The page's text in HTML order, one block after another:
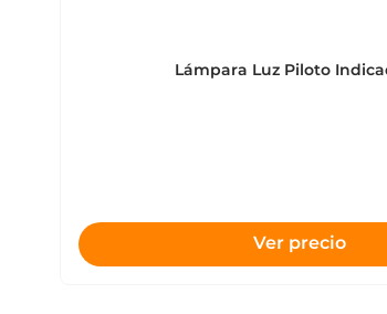
Lámpara Luz Piloto
Ver precio